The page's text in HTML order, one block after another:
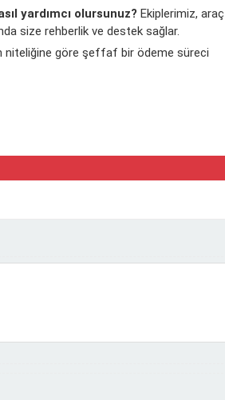
yardımcı olursunuz? Ekiplerimiz, araç
size rehberlik ve destek sağlar.
niteliğine göre şeffaf bir ödeme süreci